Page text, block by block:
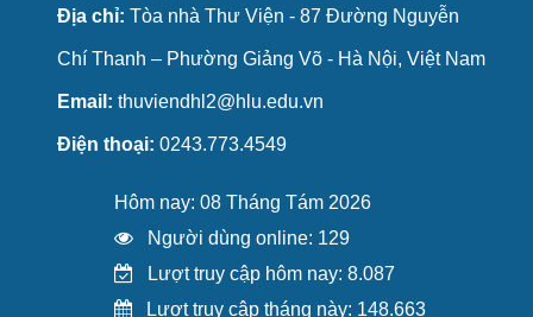
Địa chỉ: Tòa nhà Thư Viện - 87 Đường Nguyễn
Chí Thanh – Phường Giảng Võ - Hà Nội, Việt Nam
Email: thuviendhl2@hlu.edu.vn
Điện thoại: 0243.773.4549
Hôm nay: 08 Tháng Tám 2026
Người dùng online: 129
Lượt truy cập hôm nay: 8.087
Lượt truy cập tháng này: 148.663